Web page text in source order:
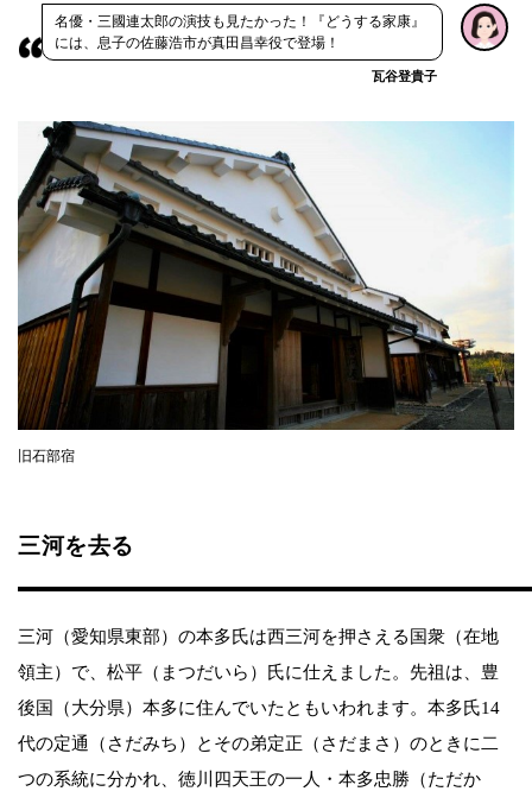
名優・三國連太郎の演技も見たかった！『どうする家康』
には、息子の佐藤浩市が真田昌幸役で登場！
瓦谷登貴子
旧石部宿
三河を去る
三河（愛知県東部）の本多氏は西三河を押さえる国衆（在地
領主）で、松平（まつだいら）氏に仕えました。先祖は、豊
後国（大分県）本多に住んでいたともいわれます。本多氏14
代の定通（さだみち）とその弟定正（さだまさ）のときに二
つの系統に分かれ、徳川四天王の一人・本多忠勝（ただか